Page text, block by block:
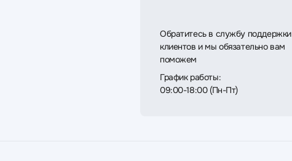
Обратитесь в службу поддержки
клиентов и мы обязательно вам
поможем
График работы:
09:00-18:00 (Пн-Пт)